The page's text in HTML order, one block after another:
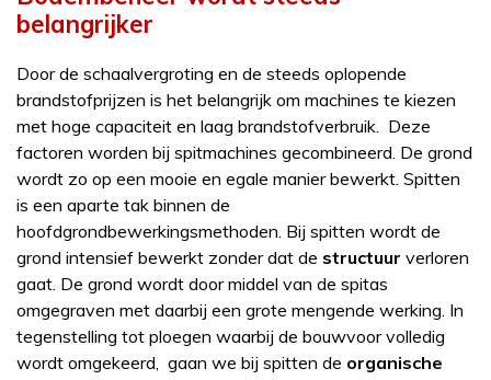
belangrijker
Door de schaalvergroting en de steeds oplopende
brandstofprijzen is het belangrijk om machines te kiezen
met hoge capaciteit en laag brandstofverbruik. Deze
factoren worden bij spitmachines gecombineerd. De grond
wordt zo op een mooie en egale manier bewerkt. Spitten
is een aparte tak binnen de
hoofdgrondbewerkingsmethoden. Bij spitten wordt de
grond intensief bewerkt zonder dat de structuur verloren
gaat. De grond wordt door middel van de spitas
omgegraven met daarbij een grote mengende werking. In
tegenstelling tot ploegen waarbij de bouwvoor volledig
wordt omgekeerd, gaan we bij spitten de organische